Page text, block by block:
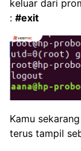
keluar dari
: #exit
Kamu
terus tampil